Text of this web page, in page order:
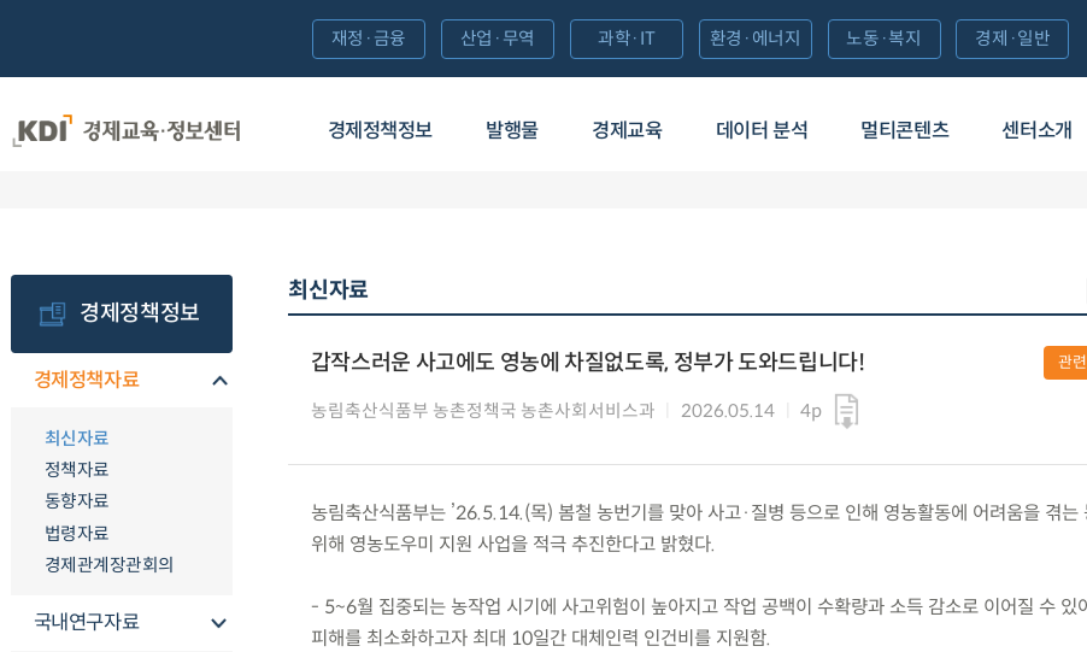
경제정책정보 발행물 경제교육 데이터 분석 멀티콘텐츠 센터소개
재정·금융 산업·무역 과학·IT 환경·에너지 노동·복지 경제·일반
경제정책정보
경제정책자료
최신자료
정책자료
동향자료
법령자료
경제관계장관회의
국내연구자료
최신자료
갑작스러운 사고에도 영농에 차질없도록, 정부가 도와드립니다!
농림축산식품부 농촌정책국 농촌사회서비스과 2026.05.14 4p
관
농림축산식품부는 ’26.5.14.(목) 봄철 농번기를 맞아 사고·질병 등으로 인해 영농활동에 어려움을 겪는
위해 영농도우미 지원 사업을 적극 추진한다고 밝혔다.
- 5~6월 집중되는 농작업 시기에 사고위험이 높아지고 작업 공백이 수확량과 소득 감소로 이어질 수 있
피해를 최소화하고자 최대 10일간 대체인력 인건비를 지원함.